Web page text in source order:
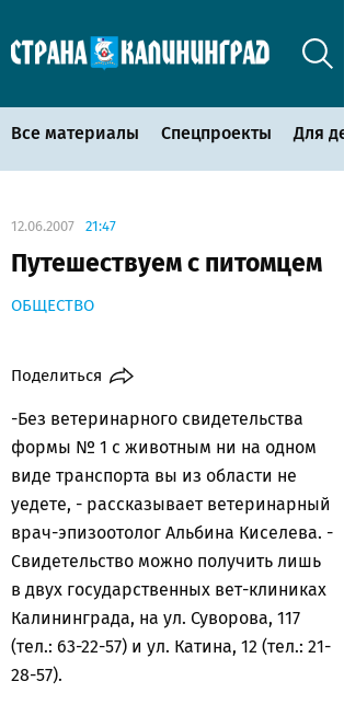
Все материалы Спецпроекты Для
12.06.2007 21:47
Путешествуем с питомцем
ОБЩЕСТВО
Поделиться
-Без ветеринарного свидетельства
формы № 1 с животным ни на одном
виде транспорта вы из области не
уедете, - рассказывает ветеринарный
врач-эпизоотолог Альбина Киселева. -
Свидетельство можно получить лишь
в двух государственных вет-клиниках
Калининграда, на ул. Суворова, 117
(тел.: 63-22-57) и ул. Катина, 12 (тел.: 21-
28-57).